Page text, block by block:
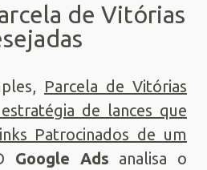
de Vitórias
Parcela de Vitórias
de lances que
Patrocinados de um
Google Ads analisa o